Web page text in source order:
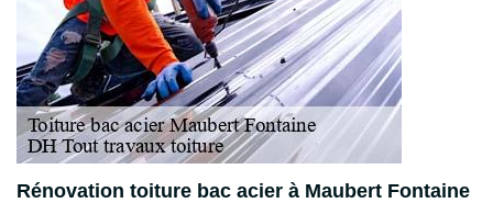
Rénovation toiture bac acier à Maubert Fontaine